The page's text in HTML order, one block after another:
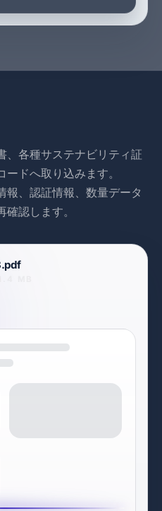
、各種サステナビリティ証
ドへ取り込みます。
、認証情報、数量データ
認します。